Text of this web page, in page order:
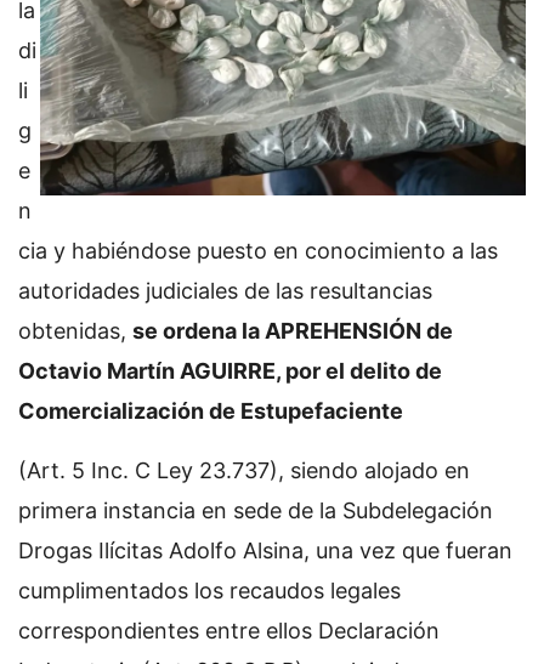
la
di
li
g
e
n
cia y habiéndose puesto en conocimiento a las
autoridades judiciales de las resultancias
obtenidas, se ordena la APREHENSIÓN de
Octavio Martín AGUIRRE, por el delito de
Comercialización de Estupefaciente
(Art. 5 Inc. C Ley 23.737), siendo alojado en
primera instancia en sede de la Subdelegación
Drogas Ilícitas Adolfo Alsina, una vez que fueran
cumplimentados los recaudos legales
correspondientes entre ellos Declaración